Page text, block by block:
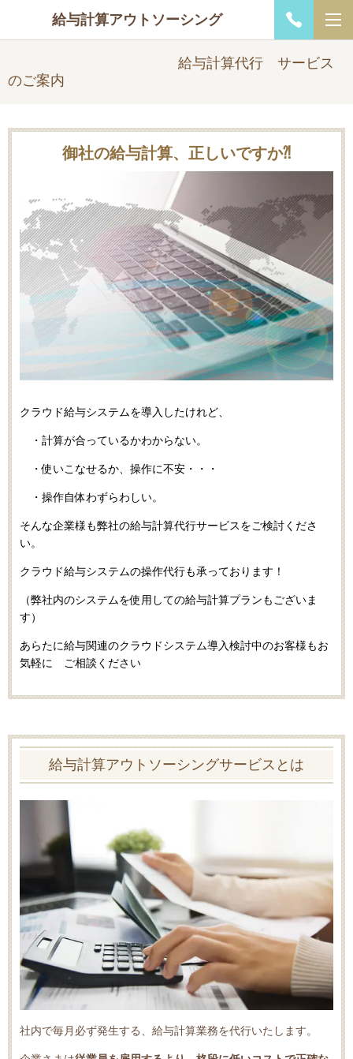
給与計算アウトソーシング
給与計算代行 サービス
のご案内
御社の給与計算、正しいですか⁈
クラウド給与システムを導入したけれど、
・計算が合っているかわからない。
・使いこなせるか、操作に不安・・・
・操作自体わずらわしい。
そんな企業様も弊社の給与計算代行サービスをご検討くださ
い。
クラウド給与システムの操作代行も承っております！
（弊社内のシステムを使用しての給与計算プランもございま
す）
あらたに給与関連のクラウドシステム導入検討中のお客様もお
気軽に ご相談ください
給与計算アウトソーシングサービスとは
社内で毎月必ず発生する、給与計算業務を代行いたします。